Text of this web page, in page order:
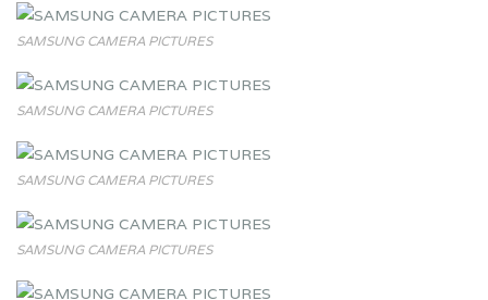
SAMSUNG CAMERA PICTURES
SAMSUNG CAMERA PICTURES
SAMSUNG CAMERA PICTURES
SAMSUNG CAMERA PICTURES